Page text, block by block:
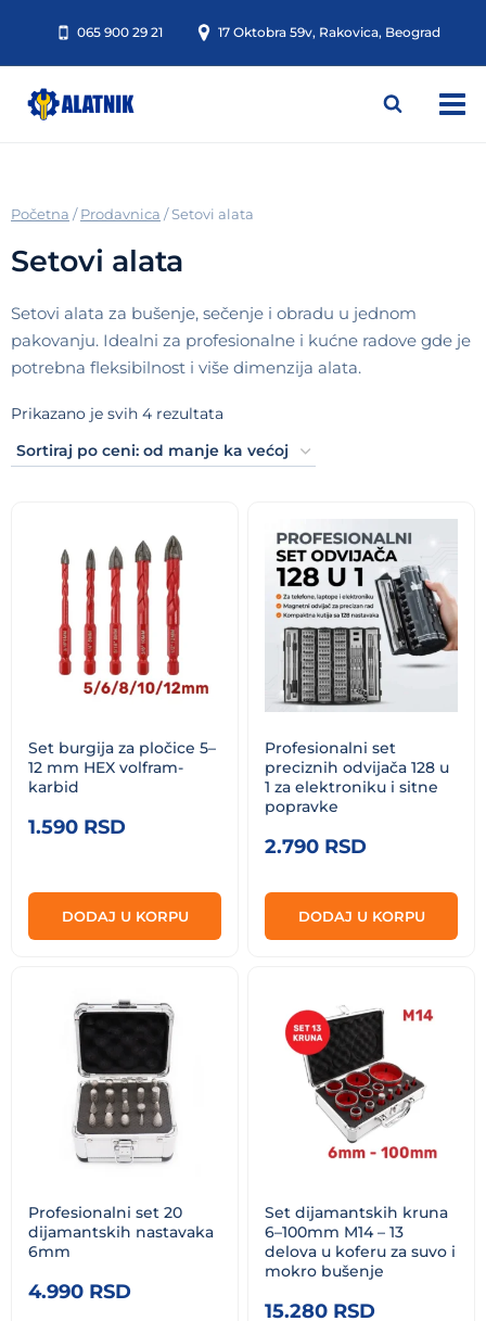
content
065 900 29 21 17 Oktobra 59v, Rakovica, Beograd
/ Prodavnica / Setovi alata
Setovi alata
Setovi alata za bušenje, sečenje i obradu u jednom
pakovanju. Idealni za profesionalne i kućne radove gde je
potrebna fleksibilnost i više dimenzija alata.
Prikazano je svih 4 rezultata
po
Set burgija za pločice 5–
12 mm HEX volfram-
karbid
1.590 RSD
DODAJ U KORPU
Profesionalni set
preciznih odvijača 128 u
1 za elektroniku i sitne
popravke
2.790 RSD
DODAJ U KORPU
Profesionalni set 20
dijamantskih nastavaka
6mm
4.990 RSD
Set dijamantskih kruna
6–100mm M14 – 13
delova u koferu za suvo i
mokro bušenje
15.280 RSD